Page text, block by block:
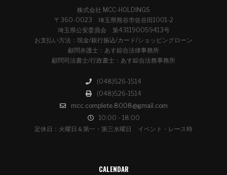
株式会社 MCC-HOLDINGS
〒360-0023 埼玉県熊谷市佐谷田1001-2
埼玉県公安委員会 第431190059413号
お支払い方法：現金/銀行振込/カード/ショッピングローン
顧問弁護士：あす綜合法律事務所
顧問司法書士/行政書士：あす綜合法務事務所
(048)526-1514
(048)526-1514
mcc.complete.8008@gmail.com
10:00 - 18:00
定休日：火曜日＆第一・第三水曜日 イベント・レース時
CALENDAR